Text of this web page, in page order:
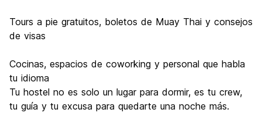
Tours a pie gratuitos, boletos de Muay Thai y consejos
de visas
Cocinas, espacios de coworking y personal que habla
tu idioma
Tu hostel no es solo un lugar para dormir, es tu crew,
tu guía y tu excusa para quedarte una noche más.